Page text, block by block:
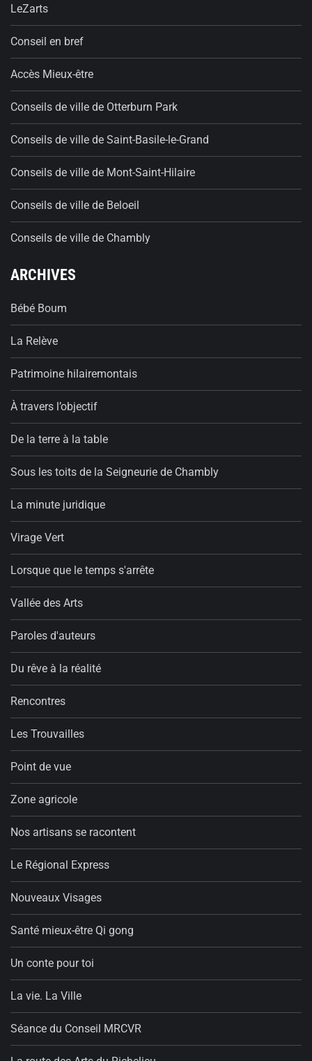
LeZarts
Conseil en bref
Accès Mieux-être
Conseils de ville de Otterburn Park
Conseils de ville de Saint-Basile-le-Grand
Conseils de ville de Mont-Saint-Hilaire
Conseils de ville de Beloeil
Conseils de ville de Chambly
ARCHIVES
Bébé Boum
La Relève
Patrimoine hilairemontais
À travers l’objectif
De la terre à la table
Sous les toits de la Seigneurie de Chambly
La minute juridique
Virage Vert
Lorsque que le temps s'arrête
Vallée des Arts
Paroles d'auteurs
Du rêve à la réalité
Rencontres
Les Trouvailles
Point de vue
Zone agricole
Nos artisans se racontent
Le Régional Express
Nouveaux Visages
Santé mieux-être Qi gong
Un conte pour toi
La vie. La Ville
Séance du Conseil MRCVR